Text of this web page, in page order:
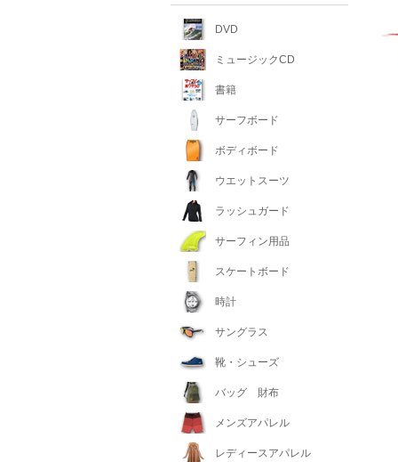
DVD
ミュージックCD
書籍
サーフボード
ボディボード
ウエットスーツ
ラッシュガード
サーフィン用品
スケートボード
時計
サングラス
靴・シューズ
バッグ 財布
メンズアパレル
レディースアパレル